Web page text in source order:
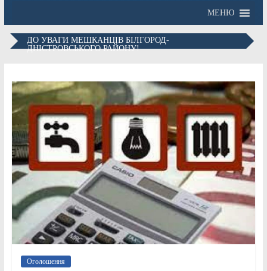
МЕНЮ
ДО УВАГИ МЕШКАНЦІВ БІЛГОРОД-
ДНІСТРОВСЬКОГО РАЙОНУ!
Оголошення